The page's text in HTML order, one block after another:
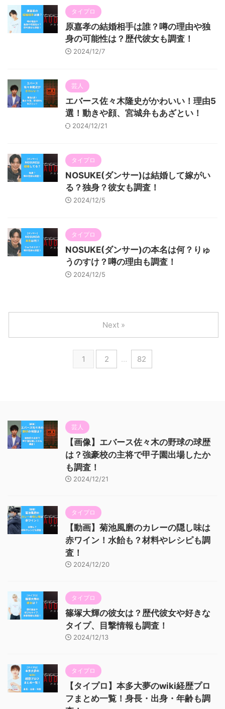
タイプロ
原嘉孝の結婚相手は誰？噂の理由や独
身の可能性は？歴代彼女も調査！
2024/12/7
芸人
エバース佐々木隆史がかわいい！理由5
選！動きや顔、宮城弁もあざとい！
2024/12/21
タイプロ
NOSUKE(ダンサー)は結婚して嫁がい
る？独身？彼女も調査！
2024/12/5
タイプロ
NOSUKE(ダンサー)の本名は何？りゅ
うのすけ？噂の理由も調査！
2024/12/5
1 2 … 82
Next »
芸人
【画像】エバース佐々木の野球の球歴
は？強豪校の主将で甲子園出場したか
も調査！
2024/12/21
タイプロ
【動画】菊池風磨のカレーの隠し味は
赤ワイン！水飴も？材料やレシピも調
査！
2024/12/20
タイプロ
篠塚大輝の彼女は？歴代彼女や好きな
タイプ、目撃情報も調査！
2024/12/13
タイプロ
【タイプロ】本多大夢のwiki経歴プロ
フまとめ一覧！身長・出身・年齢も調